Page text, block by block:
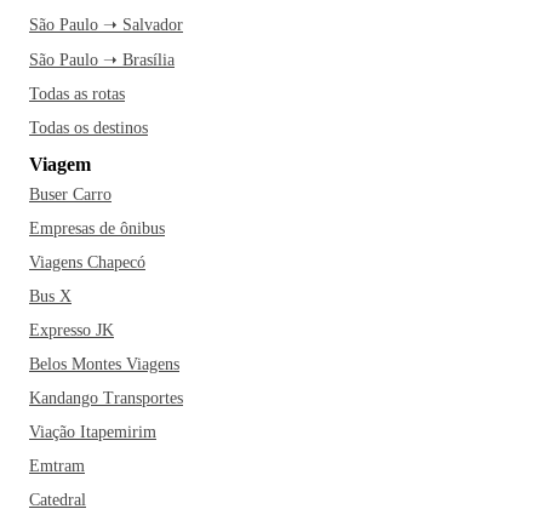
São Paulo ➝ Salvador
São Paulo ➝ Brasília
Todas as rotas
Todas os destinos
Viagem
Buser Carro
Empresas de ônibus
Viagens Chapecó
Bus X
Expresso JK
Belos Montes Viagens
Kandango Transportes
Viação Itapemirim
Emtram
Catedral